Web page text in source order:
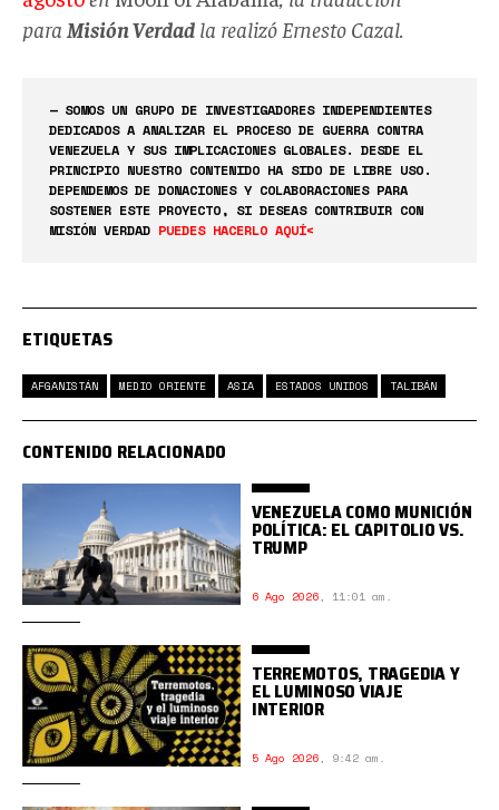
para Misión Verdad la realizó Ernesto Cazal.
— SOMOS UN GRUPO DE INVESTIGADORES INDEPENDIENTES
DEDICADOS A ANALIZAR EL PROCESO DE GUERRA CONTRA
VENEZUELA Y SUS IMPLICACIONES GLOBALES. DESDE EL
PRINCIPIO NUESTRO CONTENIDO HA SIDO DE LIBRE USO.
DEPENDEMOS DE DONACIONES Y COLABORACIONES PARA
SOSTENER ESTE PROYECTO, SI DESEAS CONTRIBUIR CON
MISIÓN VERDAD PUEDES HACERLO AQUÍ<
ETIQUETAS
AFGANISTÁN MEDIO ORIENTE ASIA ESTADOS UNIDOS TALIBÁN
CONTENIDO RELACIONADO
VENEZUELA COMO MUNICIÓN
POLÍTICA: EL CAPITOLIO VS.
TRUMP
6 Ago 2026, 11:01 am.
TERREMOTOS, TRAGEDIA Y
EL LUMINOSO VIAJE
INTERIOR
5 Ago 2026, 9:42 am.